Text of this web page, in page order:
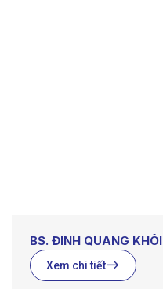
BS. ĐINH QUANG KHÔI
Xem chi tiết